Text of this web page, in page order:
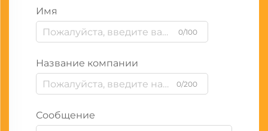
Имя
0/100
Название компании
0/200
Сообщение